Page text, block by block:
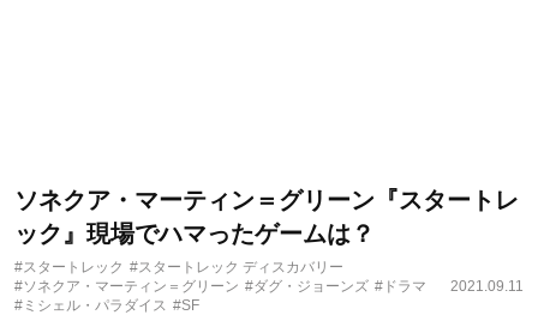
ソネクア・マーティン＝グリーン『スタートレ
ック』現場でハマったゲームは？
#スタートレック #スタートレック ディスカバリー
#ソネクア・マーティン＝グリーン #ダグ・ジョーンズ #ドラマ
#ミシェル・パラダイス #SF
2021.09.11